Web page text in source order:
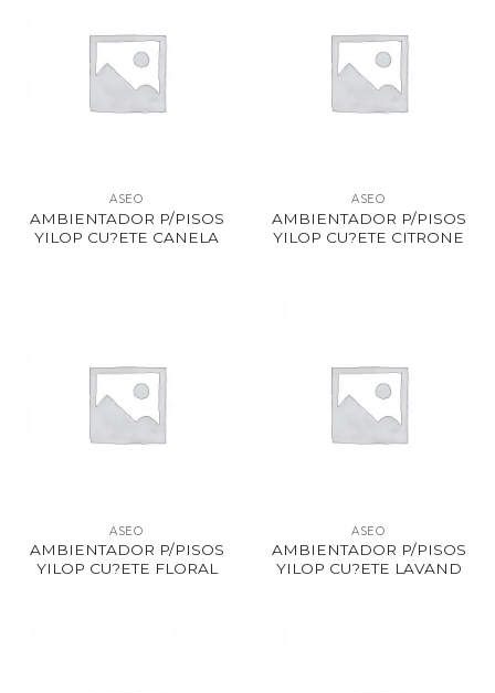
ASEO
AMBIENTADOR P/PISOS
YILOP CU?ETE CANELA
ASEO
AMBIENTADOR P/PISOS
YILOP CU?ETE CITRONE
ASEO
AMBIENTADOR P/PISOS
YILOP CU?ETE FLORAL
ASEO
AMBIENTADOR P/PISOS
YILOP CU?ETE LAVAND